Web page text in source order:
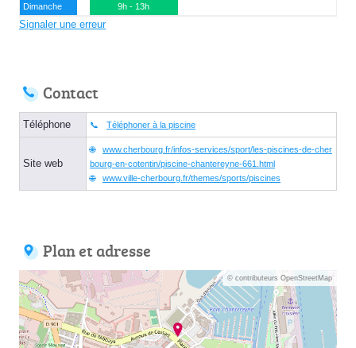
Dimanche
9h - 13h
Signaler une erreur
Contact
Téléphone Téléphoner à la piscine
Site web
www.cherbourg.fr/infos-services/sport/les-piscines-de-cher
bourg-en-cotentin/piscine-chantereyne-661.html
www.ville-cherbourg.fr/themes/sports/piscines
Plan et adresse
© contributeurs OpenStreetMap